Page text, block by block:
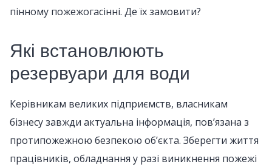
пінному пожежогасінні. Де їх замовити?
Які встановлюють
резервуари для води
Керівникам великих підприємств, власникам
бізнесу завжди актуальна інформація, пов’язана з
протипожежною безпекою об’єкта. Зберегти життя
працівників, обладнання у разі виникнення пожежі